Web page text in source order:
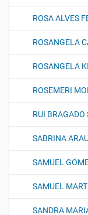
ROSA ALVES
ROSANGELA
ROSANGELA
ROSEMERI
RUI BRAGADO
SABRINA
SAMUEL
SAMUEL
SANDRA